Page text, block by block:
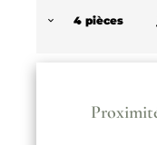
4 pièces